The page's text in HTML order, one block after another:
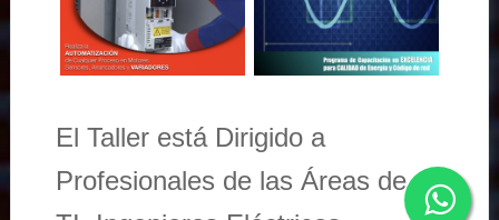
El Taller está Dirigido a
Profesionales de las Áreas de